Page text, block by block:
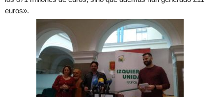
euros».